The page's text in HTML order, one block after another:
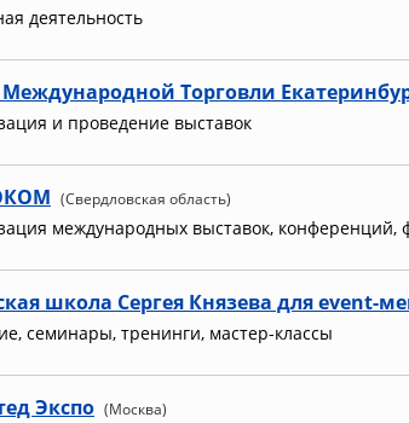
деятельность
Торговли
и проведение выставок
(Свердловская область)
международных выставок, конференций,
школа Сергея Князева для event-
семинары, тренинги, мастер-классы
Экспо (Москва)